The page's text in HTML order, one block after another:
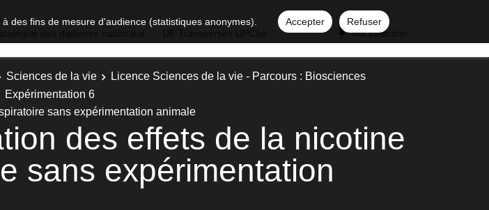
des fins de mesure d'audience (statistiques anonymes). Accepter
Refuser
Ma sélection
Sciences de la vie
Licence Sciences de la vie - Parcours : Biosciences
Expérimentation 6
sans expérimentation animale
des effets de la nicotine
sans expérimentation